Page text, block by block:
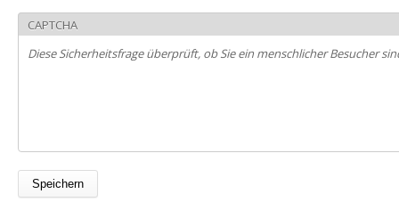
CAPTCHA
Diese Sicherheitsfrage überprüft, ob Sie ein menschlicher Besucher